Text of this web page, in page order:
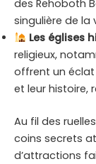
des Rehoboth
singulière de la
Les églises
religieux,
offrent un éclat
et leur histoire,
Au fil des
coins secrets
d’attractions